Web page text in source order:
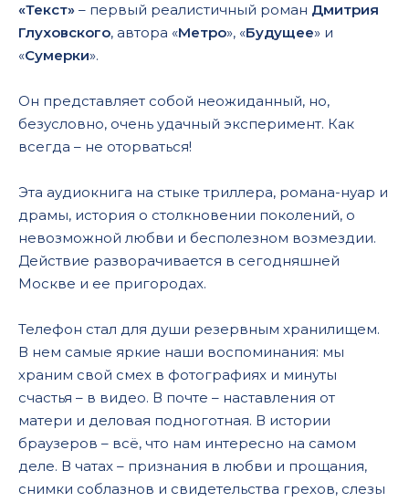
«Текст» – первый реалистичный роман Дмитрия
Глуховского, автора «Метро», «Будущее» и
«Сумерки».
Он представляет собой неожиданный, но,
безусловно, очень удачный эксперимент. Как
всегда – не оторваться!
Эта аудиокнига на стыке триллера, романа-нуар и
драмы, история о столкновении поколений, о
невозможной любви и бесполезном возмездии.
Действие разворачивается в сегодняшней
Москве и ее пригородах.
Телефон стал для души резервным хранилищем.
В нем самые яркие наши воспоминания: мы
храним свой смех в фотографиях и минуты
счастья – в видео. В почте – наставления от
матери и деловая подноготная. В истории
браузеров – всё, что нам интересно на самом
деле. В чатах – признания в любви и прощания,
снимки соблазнов и свидетельства грехов, слезы